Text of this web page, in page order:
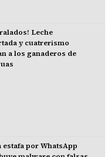
Leche
y cuatrerismo
a los ganaderos de
estafa por WhatsApp